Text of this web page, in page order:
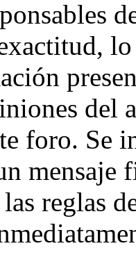
del
foro. Se
mensaje
reglas